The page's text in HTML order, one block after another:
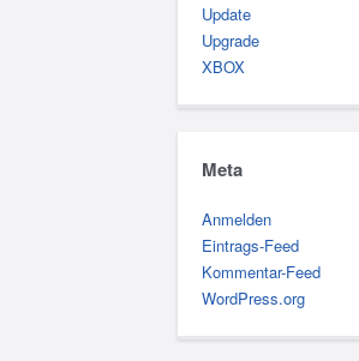
Update
Upgrade
XBOX
Meta
Anmelden
Eintrags-Feed
Kommentar-Feed
WordPress.org